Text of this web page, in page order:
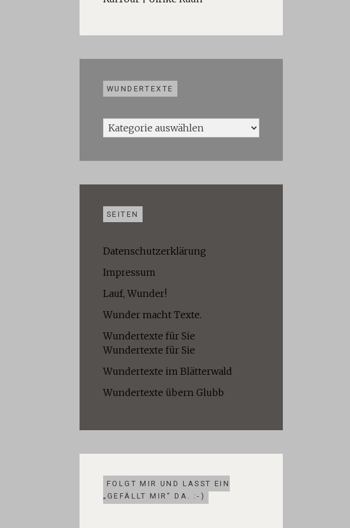
WUNDERTEXTE
Wundertexte
SEITEN
Datenschutzerklärung
Impressum
Lauf, Wunder!
Wunder macht Texte.
Wundertexte für Sie
Wundertexte für Sie
Wundertexte im Blätterwald
Wundertexte übern Glubb
FOLGT MIR UND LASST EIN
„GEFÄLLT MIR“ DA. :-)